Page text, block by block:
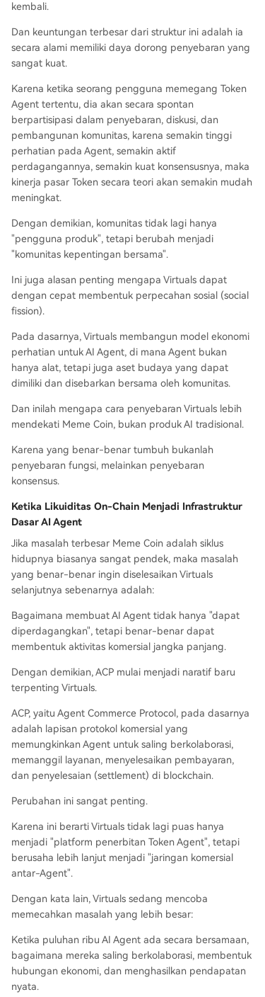
kembali.
Dan keuntungan terbesar dari struktur ini adalah ia
secara alami memiliki daya dorong penyebaran yang
sangat kuat.
Karena ketika seorang pengguna memegang Token
Agent tertentu, dia akan secara spontan
berpartisipasi dalam penyebaran, diskusi, dan
pembangunan komunitas, karena semakin tinggi
perhatian pada Agent, semakin aktif
perdagangannya, semakin kuat konsensusnya, maka
kinerja pasar Token secara teori akan semakin mudah
meningkat.
Dengan demikian, komunitas tidak lagi hanya
"pengguna produk", tetapi berubah menjadi
"komunitas kepentingan bersama".
Ini juga alasan penting mengapa Virtuals dapat
dengan cepat membentuk perpecahan sosial (social
fission).
Pada dasarnya, Virtuals membangun model ekonomi
perhatian untuk AI Agent, di mana Agent bukan
hanya alat, tetapi juga aset budaya yang dapat
dimiliki dan disebarkan bersama oleh komunitas.
Dan inilah mengapa cara penyebaran Virtuals lebih
mendekati Meme Coin, bukan produk AI tradisional.
Karena yang benar-benar tumbuh bukanlah
penyebaran fungsi, melainkan penyebaran
konsensus.
Ketika Likuiditas On-Chain Menjadi Infrastruktur
Dasar AI Agent
Jika masalah terbesar Meme Coin adalah siklus
hidupnya biasanya sangat pendek, maka masalah
yang benar-benar ingin diselesaikan Virtuals
selanjutnya sebenarnya adalah:
Bagaimana membuat AI Agent tidak hanya "dapat
diperdagangkan", tetapi benar-benar dapat
membentuk aktivitas komersial jangka panjang.
Dengan demikian, ACP mulai menjadi naratif baru
terpenting Virtuals.
ACP, yaitu Agent Commerce Protocol, pada dasarnya
adalah lapisan protokol komersial yang
memungkinkan Agent untuk saling berkolaborasi,
memanggil layanan, menyelesaikan pembayaran,
dan penyelesaian (settlement) di blockchain.
Perubahan ini sangat penting.
Karena ini berarti Virtuals tidak lagi puas hanya
menjadi "platform penerbitan Token Agent", tetapi
berusaha lebih lanjut menjadi "jaringan komersial
antar-Agent".
Dengan kata lain, Virtuals sedang mencoba
memecahkan masalah yang lebih besar:
Ketika puluhan ribu AI Agent ada secara bersamaan,
bagaimana mereka saling berkolaborasi, membentuk
hubungan ekonomi, dan menghasilkan pendapatan
nyata.